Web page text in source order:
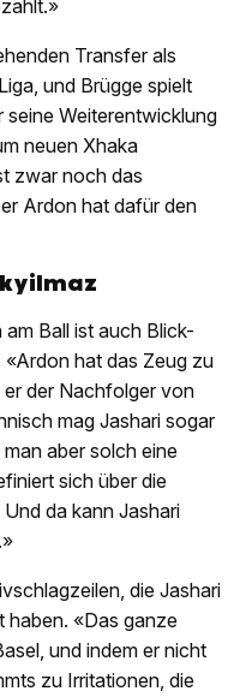
Transfer als
und Brügge spielt
seine Weiterentwicklung
neuen Xhaka
zwar noch das
Ardon hat dafür den
Ball ist auch Blick-
hat das Zeug zu
er der Nachfolger von
mag Jashari sogar
aber solch eine
sich über die
da kann Jashari
die Jashari
haben. «Das ganze
und indem er nicht
zu Irritationen, die